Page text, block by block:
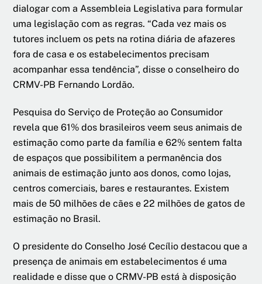
dialogar com a Assembleia Legislativa para formular
uma legislação com as regras. “Cada vez mais os
tutores incluem os pets na rotina diária de afazeres
fora de casa e os estabelecimentos precisam
acompanhar essa tendência”, disse o conselheiro do
CRMV-PB Fernando Lordão.
Pesquisa do Serviço de Proteção ao Consumidor
revela que 61% dos brasileiros veem seus animais de
estimação como parte da família e 62% sentem falta
de espaços que possibilitem a permanência dos
animais de estimação junto aos donos, como lojas,
centros comerciais, bares e restaurantes. Existem
mais de 50 milhões de cães e 22 milhões de gatos de
estimação no Brasil.
O presidente do Conselho José Cecílio destacou que a
presença de animais em estabelecimentos é uma
realidade e disse que o CRMV-PB está à disposição